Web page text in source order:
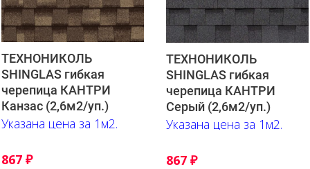
ТЕХНОНИКОЛЬ
SHINGLAS гибкая
черепица КАНТРИ
Канзас (2,6м2/уп.)
Указана цена за 1м2.
867 ₽
ТЕХНОНИКОЛЬ
SHINGLAS гибкая
черепица КАНТРИ
Серый (2,6м2/уп.)
Указана цена за 1м2.
867 ₽